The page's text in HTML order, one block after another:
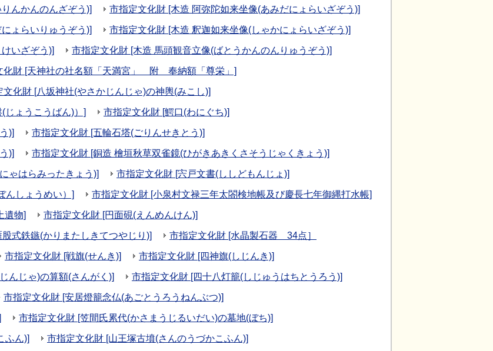
んかんのんざぞう)] 市指定文化財 [木造 阿弥陀如来坐像(あみだにょらいざぞう)]
ょらいりゅうぞう)] 市指定文化財 [木造 釈迦如来坐像(しゃかにょらいざぞう)]
いざぞう)] 市指定文化財 [木造 馬頭観音立像(ばとうかんのんりゅうぞう)]
化財 [天神社の社名額「天満宮」 附 奉納額「尊栄」]
文化財 [八坂神社(やさかじんじゃ)の神輿(みこし)]
じょうこうばん)）] 市指定文化財 [鰐口(わにぐち)]
)] 市指定文化財 [五輪石塔(ごりんせきとう)]
)] 市指定文化財 [銅造 檜垣秋草双雀鏡(ひがきあきくさそうじゃくきょう)]
ゃはらみったきょう)] 市指定文化財 [宍戸文書(ししどもんじょ)]
んしょうめい）] 市指定文化財 [小泉村文禄三年太閤検地帳及び慶長七年御縄打水帳]
遺物] 市指定文化財 [円面硯(えんめんけん)]
式鉄鏃(かりまたしきてつやじり)] 市指定文化財 [水晶製石器 34点］
市指定文化財 [戦旗(せんき)] 市指定文化財 [四神旗(しじんき)]
んじゃ)の算額(さんがく)] 市指定文化財 [四十八灯籠(しじゅうはちとうろう)]
市指定文化財 [安居燈籠念仏(あごとうろうねんぶつ)]
市指定文化財 [笠間氏累代(かさまうじるいだい)の墓地(ぼち)]
ふん)] 市指定文化財 [山王塚古墳(さんのうづかこふん)]